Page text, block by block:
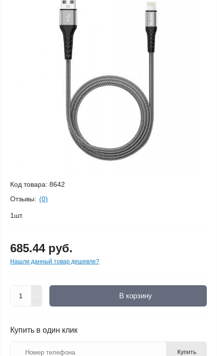
Код товара: 8642
Отзывы: (0)
1шт.
685.44 руб.
Нашли данный товар дешевле?
В корзину
Купить в один клик
Купить